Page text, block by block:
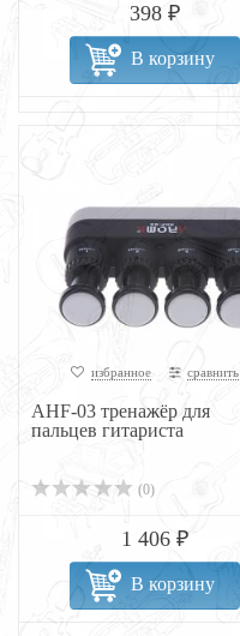
398 ₽
В корзину
избранное сравнить
AHF-03 тренажёр для
пальцев гитариста
(0)
1 406 ₽
В корзину